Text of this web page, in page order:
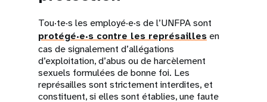
Tou·te·s les employé·e·s de l’UNFPA sont
protégé·e·s contre les représailles en
cas de signalement d’allégations
d’exploitation, d’abus ou de harcèlement
sexuels formulées de bonne foi. Les
représailles sont strictement interdites, et
constituent, si elles sont établies, une faute